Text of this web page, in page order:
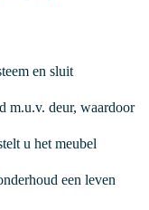
en sluit
m.u.v. deur, waardoor
u het meubel
een leven